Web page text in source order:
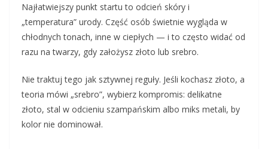
Najłatwiejszy punkt startu to odcień skóry i
„temperatura” urody. Część osób świetnie wygląda w
chłodnych tonach, inne w ciepłych — i to często widać od
razu na twarzy, gdy założysz złoto lub srebro.
Nie traktuj tego jak sztywnej reguły. Jeśli kochasz złoto, a
teoria mówi „srebro”, wybierz kompromis: delikatne
złoto, stal w odcieniu szampańskim albo miks metali, by
kolor nie dominował.